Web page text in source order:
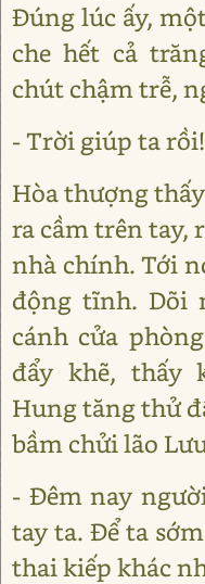
Đúng lúc ấy,
che hết cả
chút chậm trễ,
- Trời giúp ta rồi!
Hòa thượng
ra cầm trên tay,
nhà chính. Tới
động tĩnh. Dõi
cánh cửa
đẩy khẽ, thấy
Hung tăng thử
bầm chửi lão
- Đêm nay
tay ta. Để ta
thai kiếp khác